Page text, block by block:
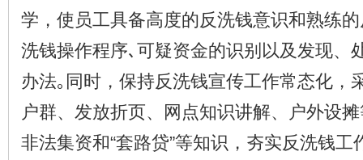
学，使员工具备高度的反洗钱意识和熟练
洗钱操作程序､可疑资金的识别以及发现、
办法｡同时，保持反洗钱宣传工作常态化，
户群、发放折页、网点知识讲解、户外设
非法集资和“套路贷”等知识，夯实反洗钱